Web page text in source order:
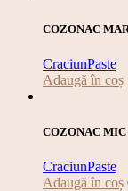
COZONAC
CraciunPaste
Adaugă în coș
COZONAC MIC
CraciunPaste
Adaugă în coș